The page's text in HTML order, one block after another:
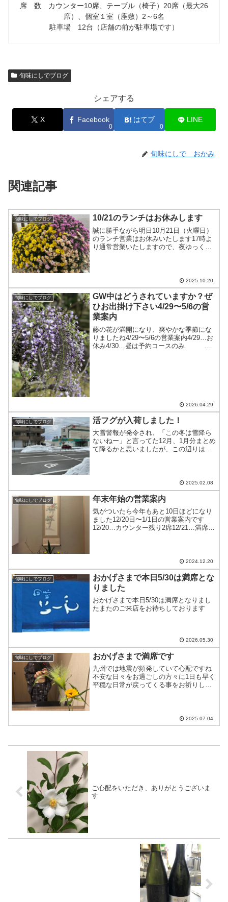
席 数 カウンター10席、テーブル（椅子）20席（最大26
席）、個室１室（座敷）2～6名
駐車場 12台（店舗の前が駐車場です）
旬味にしでブログ
シェアする
X Facebook
0
はてブ
0
LINE
旬味にしで おかみ
関連記事
旬味にしでブログ 10/21のランチはお休みします
誠に勝手ながら明日10月21日（火曜日）
のランチ営業はお休みいたします17時よ
り通常営業いたしますので、夜ゆっくり
2025.10.20
旬味にしでブログ
GW中はどうされていますか？ぜ
ひお出掛け下さい4/29〜5/6の営
業案内
藤の花が満開になり、爽やかな季節にな
りましたね4/29〜5/6の営業案内4/29…お
休み4/30…昼は予約コースのみ 夜
2026.04.29
旬味にしでブログ 活フグが入荷しました！
大雪警報が発令され、「この冬は雪降ら
ないねー」と言ってた12月、1月分まとめ
て降るかと思いましたが、この辺りは普
2025.02.08
旬味にしでブログ 年末年始の営業案内
気がついたら今年もあと10日ほどになり
ました12/20日〜1/1日の営業案内です
12/20…カウンター残り2席12/21…満席
2024.12.20
旬味にしでブログ
おかげさまで本日5/30は満席とな
りました
おかげさまで本日5/30は満席となりまし
たまたのご来店をお待ちしております
2026.05.30
旬味にしでブログ おかげさまで満席です
九州では地震が頻発していて心配ですね
不安な日々をお過ごしの方々に1日も早く
平穏な日常が戻ってくる事をお祈りして
2025.07.04
ご心配をいただき、ありがとうございま
す